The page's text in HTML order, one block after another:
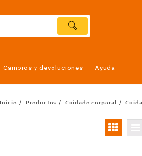
Cambios y devoluciones Ayuda
Inicio Productos Cuidado corporal